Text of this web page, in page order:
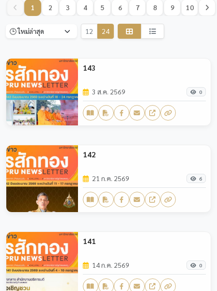
1 2 3 4 5 6 7 8 9 10
12 24
143
3 ส.ค. 2569 0
142
21 ก.ค. 2569 6
141
14 ก.ค. 2569 0